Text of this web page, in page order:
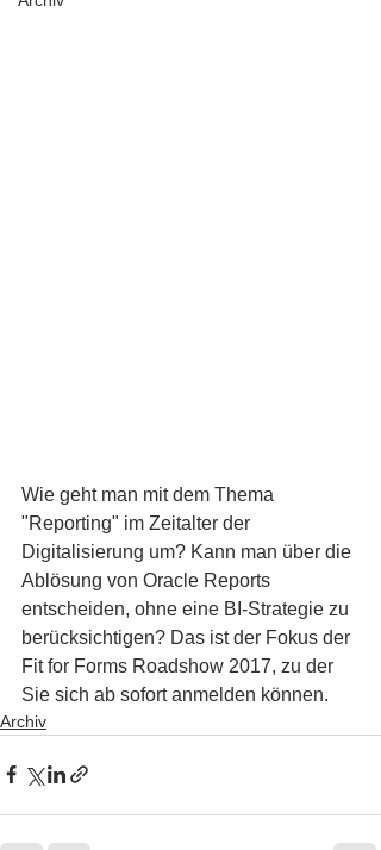
Wie geht man mit dem Thema
"Reporting" im Zeitalter der
Digitalisierung um? Kann man über die
Ablösung von Oracle Reports
entscheiden, ohne eine BI-Strategie zu
berücksichtigen? Das ist der Fokus der
Fit for Forms Roadshow 2017, zu der
Sie sich ab sofort anmelden können.
Archiv